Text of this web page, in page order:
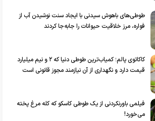
طوطی‌های باهوش سیدنی با ایجاد سنت نوشیدن آب از
فواره، مرز خلاقیت حیوانات را جابه‌جا کردند
کاکاتوی پالم؛ کمیاب‌ترین طوطی دنیا که ۲ و نیم میلیارد
قیمت دارد و نگهداری از آن نیازمند مجوز قانونی است
فیلمی باورنکردنی از یک طوطی کاسکو که کله مرغ پخته
می‌خورد!